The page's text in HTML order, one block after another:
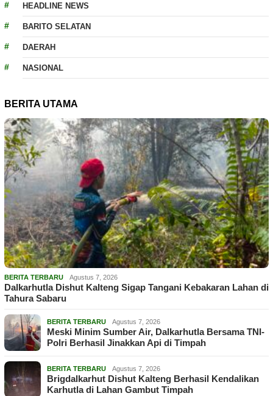
HEADLINE NEWS
BARITO SELATAN
DAERAH
NASIONAL
BERITA UTAMA
BERITA TERBARU Agustus 7, 2026
Dalkarhutla Dishut Kalteng Sigap Tangani Kebakaran Lahan di
Tahura Sabaru
BERITA TERBARU Agustus 7, 2026
Meski Minim Sumber Air, Dalkarhutla Bersama TNI-
Polri Berhasil Jinakkan Api di Timpah
BERITA TERBARU Agustus 7, 2026
Brigdalkarhut Dishut Kalteng Berhasil Kendalikan
Karhutla di Lahan Gambut Timpah